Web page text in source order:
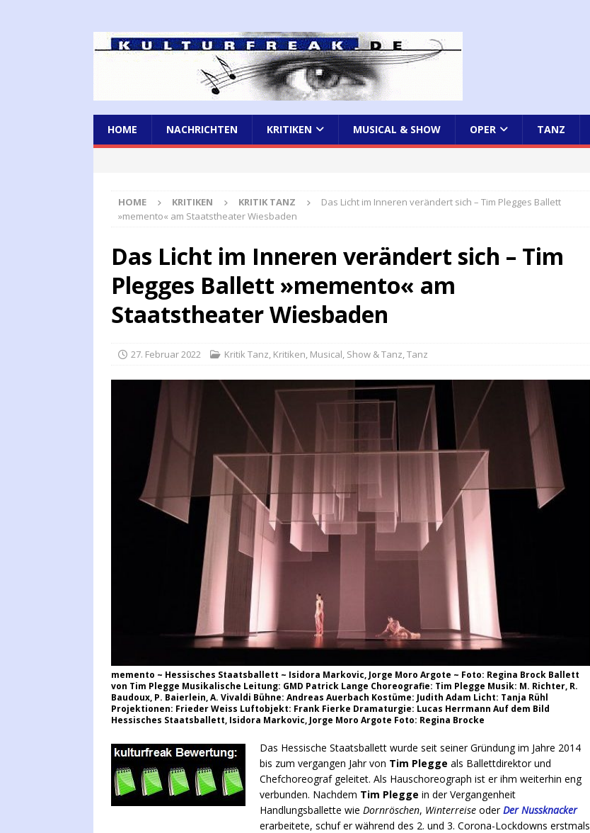
HOME NACHRICHTEN KRITIKEN MUSICAL & SHOW OPER TANZ
HOME KRITIKEN KRITIK TANZ
Das Licht im Inneren verändert sich – Tim Plegges Ballett
»memento« am Staatstheater Wiesbaden
Das Licht im Inneren verändert sich – Tim
Plegges Ballett »memento« am
Staatstheater Wiesbaden
27. Februar 2022 Kritik Tanz, Kritiken, Musical, Show & Tanz,Tanz
memento ~ Hessisches Staatsballett ~ Isidora Markovic, Jorge Moro Argote ~ Foto: Regina Brock Ballett
von Tim Plegge Musikalische Leitung: GMD Patrick Lange Choreografie: Tim Plegge Musik: M. Richter, R.
Baudoux, P. Baierlein, A. Vivaldi Bühne: Andreas Auerbach Kostüme: Judith Adam Licht: Tanja Rühl
Projektionen: Frieder Weiss Luftobjekt: Frank Fierke Dramaturgie: Lucas Herrmann Auf dem Bild
Hessisches Staatsballett, Isidora Markovic, Jorge Moro Argote Foto: Regina Brocke
Das Hessische Staatsballett wurde seit seiner Gründung im Jahre 2014
bis zum vergangen Jahr von Tim Plegge als Ballettdirektor und
Chefchoreograf geleitet. Als Hauschoreograph ist er ihm weiterhin eng
verbunden. Nachdem Tim Plegge in der Vergangenheit
Handlungsballette wie Dornröschen, Winterreise oderDer Nussknacker
erarbeitete, schuf er während des 2. und 3. Corona-Lockdowns erstmals